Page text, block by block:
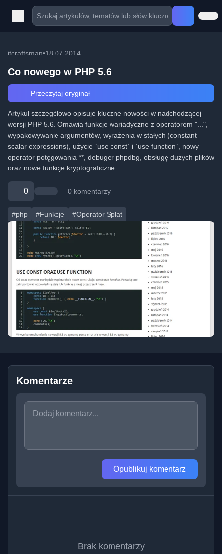
itcraftsman•18.07.2014
Co nowego w PHP 5.6
Przeczytaj oryginał
Artykuł szczegółowo opisuje kluczne nowości w nadchodzącej
wersji PHP 5.6. Omawia funkcje wariadyczne z operatorem "...",
wypakowywanie argumentów, wyrażenia w stałych (constant
scalar expressions), użycie `use const` i `use function`, nowy
operator potęgowania **, debuger phpdbg, obsługę dużych plików
oraz nowe funkcje kryptograficzne.
0 0 komentarzy
#php #Funkcje #Operator Splat
Komentarze
Opublikuj komentarz
Brak komentarzy